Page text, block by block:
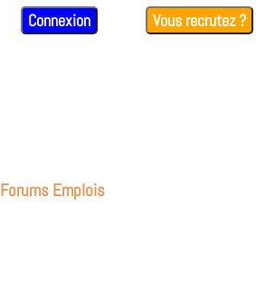
Connexion Vous recrutez ?
Forums Emplois